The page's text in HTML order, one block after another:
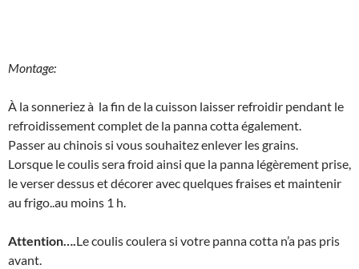
Montage:
À la sonneriez à la fin de la cuisson laisser refroidir pendant le
refroidissement complet de la panna cotta également.
Passer au chinois si vous souhaitez enlever les grains.
Lorsque le coulis sera froid ainsi que la panna légèrement prise,
le verser dessus et décorer avec quelques fraises et maintenir
au frigo..au moins 1 h.
Attention….Le coulis coulera si votre panna cotta n’a pas pris
avant.